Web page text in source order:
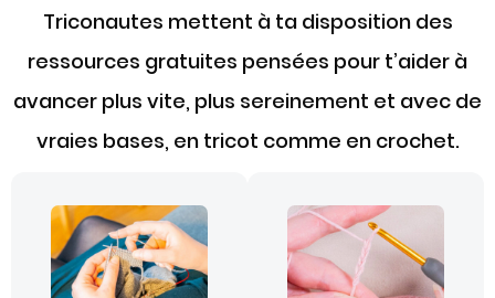
Triconautes mettent à ta disposition des
ressources gratuites pensées pour t’aider à
avancer plus vite, plus sereinement et avec de
vraies bases, en tricot comme en crochet.